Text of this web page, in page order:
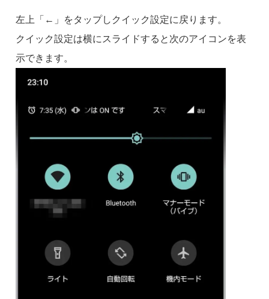
左上「←」をタップしクイック設定に戻ります。
クイック設定は横にスライドすると次のアイコンを表
示できます。